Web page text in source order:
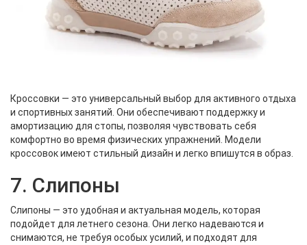
Кроссовки — это универсальный выбор для активного отдыха
и спортивных занятий. Они обеспечивают поддержку и
амортизацию для стопы, позволяя чувствовать себя
комфортно во время физических упражнений. Модели
кроссовок имеют стильный дизайн и легко впишутся в образ.
7. Слипоны
Слипоны — это удобная и актуальная модель, которая
подойдет для летнего сезона. Они легко надеваются и
снимаются, не требуя особых усилий, и подходят для